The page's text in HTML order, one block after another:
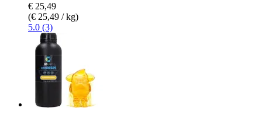
€ 25,49
(€ 25,49 / kg)
5.0 (3)